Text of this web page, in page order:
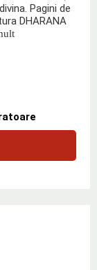
Pagini de
DHARANA